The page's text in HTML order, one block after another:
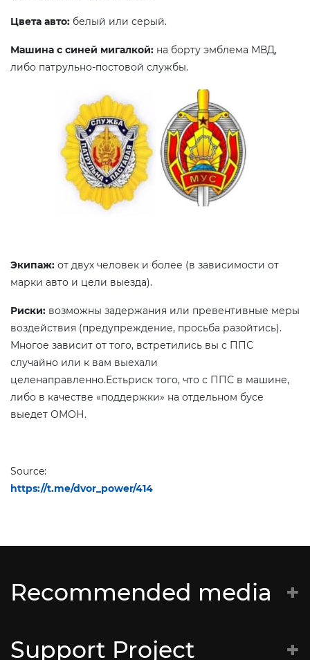
Цвета авто: белый или серый.
Машина с синей мигалкой: на борту эмблема МВД,
либо патрульно-постовой службы.
Экипаж: от двух человек и более (в зависимости от
марки авто и цели выезда).
Риски: возможны задержания или превентивные меры
воздействия (предупреждение, просьба разойтись).
Многое зависит от того, встретились вы с ППС
случайно или к вам выехали
целенаправленно.Естьриск того, что с ППС в машине,
либо в качестве «поддержки» на отдельном бусе
выедет ОМОН.
Source:
https://t.me/dvor_power/414
Recommended media
Support Project